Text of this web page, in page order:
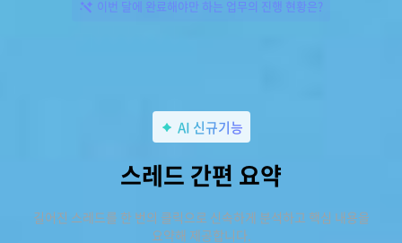
이번 달에 완료해야만 하는 업무의 진행 현황은?
AI 신규기능
스레드 간편 요약
길어진 스레드를 한 번의 클릭으로 신속하게 분석하고 핵심 내용을
요약해 제공합니다.